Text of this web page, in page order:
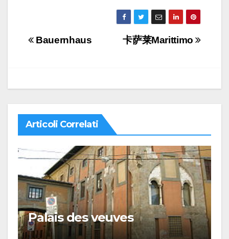
Navigazione卡萨莱Marittimo
Bauernhaus
Articoli Correlati
Palais des veuves